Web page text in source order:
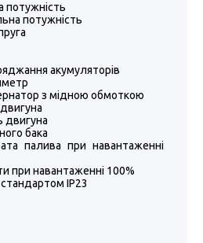
потужність
потужність
акумуляторів
з мідною обмоткою
двигуна
бака
палива при навантаженні
при навантаженні 100%
IP23